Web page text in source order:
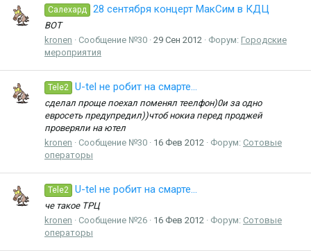
Салехард 28 сентября концерт МакСим в КДЦ
ВОТ
kronen
Сообщение №30 29 Сен 2012 Форум: Городские
мероприятия
Tele2 U-tel не робит на смарте...
сделал проще поехал поменял теелфон)0и за одно
евросеть предупредил))чтоб нокиа перед проджей
проверяли на ютел
kronen
Сообщение №30 16 Фев 2012 Форум: Сотовые
операторы
Tele2 U-tel не робит на смарте...
че такое ТРЦ
kronen
Сообщение №26 16 Фев 2012 Форум: Сотовые
операторы